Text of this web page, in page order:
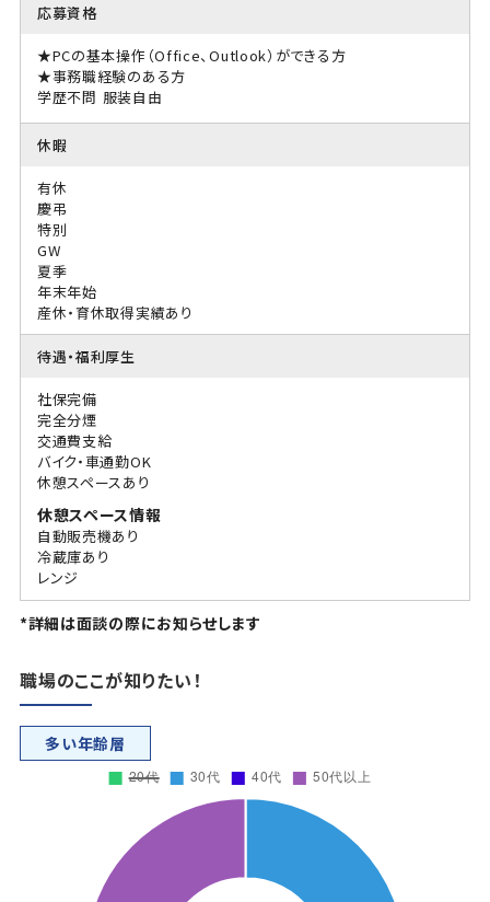
応募資格
★PCの基本操作（Office、Outlook）ができる方
★事務職経験のある方
学歴不問 服装自由
休暇
有休
慶弔
特別
GW
夏季
年末年始
産休・育休取得実績あり
待遇・福利厚生
社保完備
完全分煙
交通費支給
バイク・車通勤OK
休憩スペースあり
休憩スペース情報
自動販売機あり
冷蔵庫あり
レンジ
*詳細は面談の際にお知らせします
職場のここが知りたい！
多い年齢層